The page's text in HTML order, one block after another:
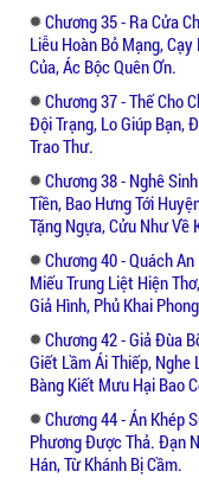
Chương 35 - Ra Cửa
Liễu Hoàn Bỏ Mạng,
Của, Ác Bộc Quên Ơn.
Chương 37 - Thế Cho
Đội Trạng, Lo Giúp Bạn,
Trao Thư.
Chương 38 - Nghê
Tiền, Bao Hưng Tới
Tặng Ngựa, Cửu Như Về
Chương 40 - Quách
Miếu Trung Liệt Hiện
Giả Hình, Phủ Khai
Chương 42 - Giả Đùa
Giết Lầm Ái Thiếp, Nghe
Bàng Kiết Mưu Hại Bao
Chương 44 - Án Khép
Phương Được Thả. Đạn
Hán, Từ Khánh Bị Cầm.